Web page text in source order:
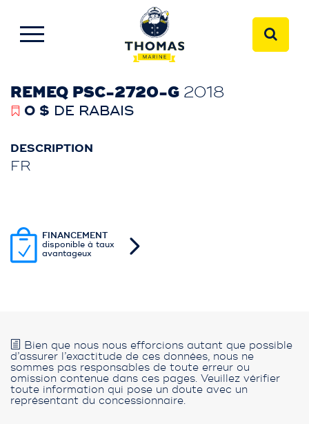
REMEQ PSC-2720-G 2018
0 $ DE RABAIS
DESCRIPTION
FR
FINANCEMENT
disponible à taux
avantageux
Bien que nous nous efforcions autant que possible
d’assurer l’exactitude de ces données, nous ne
sommes pas responsables de toute erreur ou
omission contenue dans ces pages. Veuillez vérifier
toute information qui pose un doute avec un
représentant du concessionnaire.